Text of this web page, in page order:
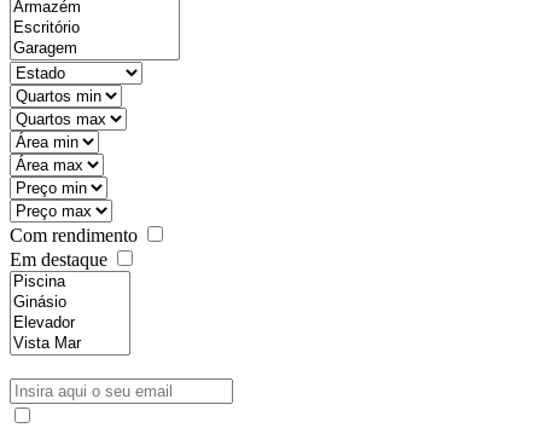
Com rendimento
Em destaque